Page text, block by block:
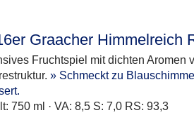
Graacher Himmelreich
Fruchtspiel mit dichten Aromen
» Schmeckt zu
750 ml · VA: 8,5 S: 7,0 RS: 93,3